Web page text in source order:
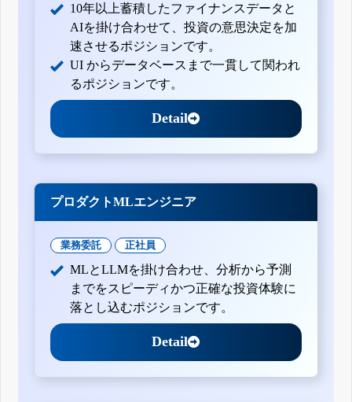
10年以上蓄積したファイナンスデータと
AIを掛け合わせて、投資の意思決定を加
速させるポジションです。
UI からデータベースまで一貫して関われ
るポジションです。
Detail
プロダクトMLエンジニア
業務委託 正社員
MLとLLMを掛け合わせ、分析から予測
までをスピーディかつ正確な投資体験に
落とし込むポジションです。
Detail